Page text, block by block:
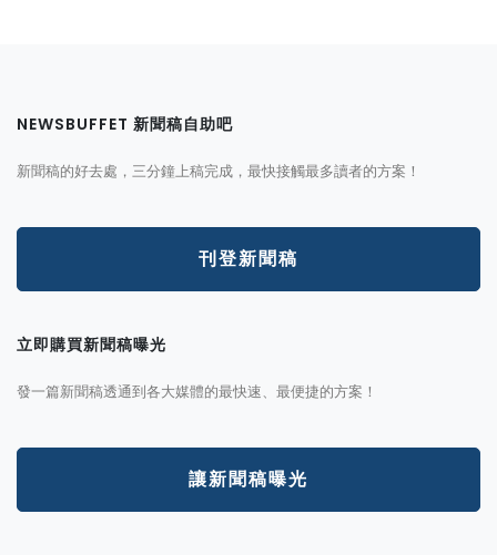
NEWSBUFFET 新聞稿自助吧
新聞稿的好去處，三分鐘上稿完成，最快接觸最多讀者的方案！
刊登新聞稿
立即購買新聞稿曝光
發一篇新聞稿透通到各大媒體的最快速、最便捷的方案！
讓新聞稿曝光